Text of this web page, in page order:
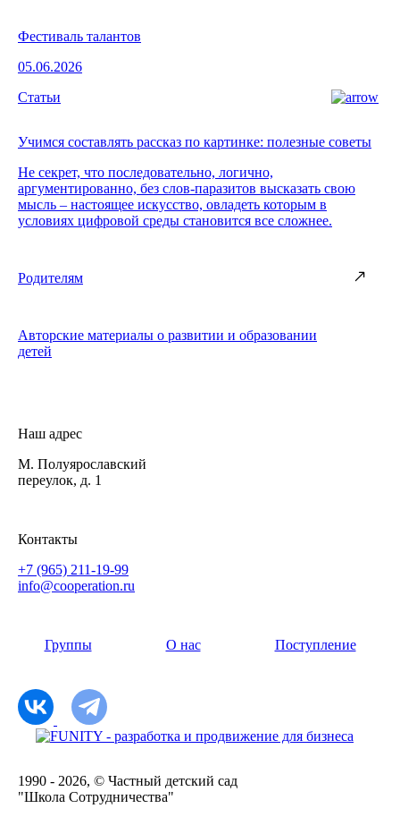
Фестиваль талантов
05.06.2026
Статьи
Учимся составлять рассказ по картинке: полезные советы
Не секрет, что последовательно, логично,
аргументированно, без слов-паразитов высказать свою
мысль – настоящее искусство, овладеть которым в
условиях цифровой среды становится все сложнее.
Родителям
Авторские материалы о развитии и образовании
детей
Наш адрес
М. Полуярославский
переулок, д. 1
Контакты
+7 (965) 211-19-99
info@cooperation.ru
Группы О нас Поступление
1990 - 2026, © Частный детский сад
"Школа Сотрудничества"